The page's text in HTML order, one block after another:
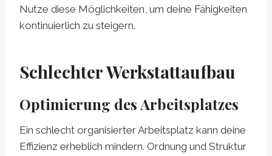
Nutze diese Möglichkeiten, um deine Fähigkeiten
kontinuierlich zu steigern.
Schlechter Werkstattaufbau
Optimierung des Arbeitsplatzes
Ein schlecht organisierter Arbeitsplatz kann deine
Effizienz erheblich mindern. Ordnung und Struktur